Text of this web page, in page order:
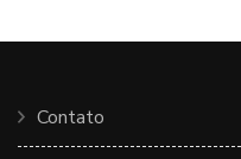
Contato